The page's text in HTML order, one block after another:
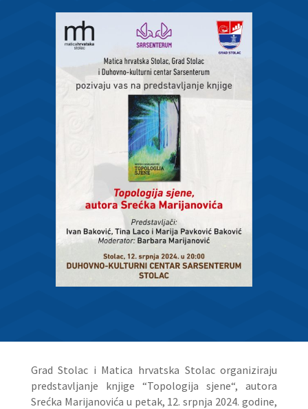
Grad Stolac i Matica hrvatska Stolac organiziraju
predstavljanje knjige “Topologija sjene“, autora
Srećka Marijanovića u petak, 12. srpnja 2024. godine,